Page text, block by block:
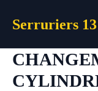
Serruriers 13